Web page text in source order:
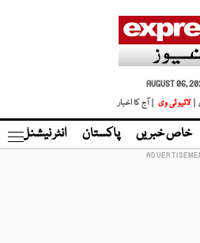
AUGUST 06,
|
لائیو ٹی وی | آج کا اخبار
خاص خبریں پاکستان انٹر نیشنل